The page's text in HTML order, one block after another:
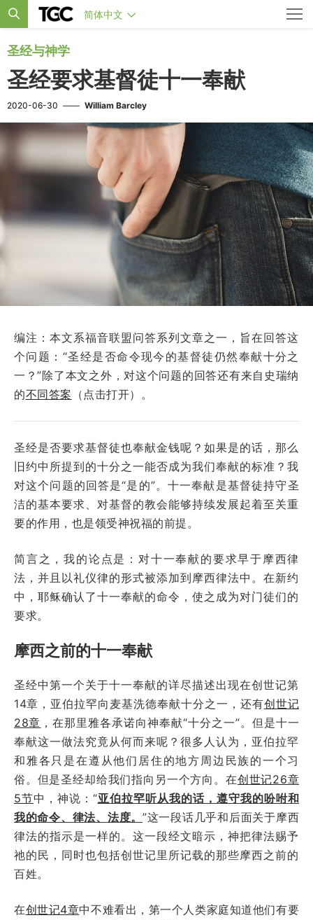
简体中文
圣经与神学
圣经要求基督徒十一奉献
2020-06-30 —— William Barcley
编注：本文系福音联盟问答系列文章之一，旨在回答这
个问题：“圣经是否命令现今的基督徒仍然奉献十分之
一？”除了本文之外，对这个问题的回答还有来自史瑞纳
的不同答案 （点击打开）。
圣经是否要求基督徒也奉献金钱呢？如果是的话，那么
旧约中所提到的十分之一能否成为我们奉献的标准？我
对这个问题的回答是“是的”。十一奉献是基督徒持守圣
洁的基本要求、对基督的教会能够持续发展起着至关重
要的作用，也是领受神祝福的前提。
简言之，我的论点是：对十一奉献的要求早于摩西律
法，并且以礼仪律的形式被添加到摩西律法中。在新约
中，耶稣确认了十一奉献的命令，使之成为对门徒们的
要求。
摩西之前的十一奉献
圣经中第一个关于十一奉献的详尽描述出现在创世记第
14章，亚伯拉罕向麦基洗德奉献十分之一，还有创世记
28章 ，在那里雅各承诺向神奉献“十分之一”。但是十一
奉献这一做法究竟从何而来呢？很多人认为，亚伯拉罕
和雅各只是在遵从他们居住的地方周边民族的一个习
俗。但是圣经却给我们指向另一个方向。在创世记26章
5节中，神说：“亚伯拉罕听从我的话，遵守我的吩咐和
我的命令、律法、法度。”这一段话几乎和后面关于摩西
律法的指示是一样的。这一段经文暗示，神把律法赐予
祂的民，同时也包括创世记里所记载的那些摩西之前的
百姓。
在创世记4章中不难看出，第一个人类家庭知道他们有要